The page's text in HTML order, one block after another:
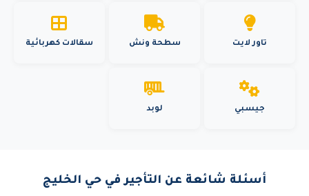
تاور لايت سطحة ونش سقالات كهربائية
جيسبي لوبد
أسئلة شائعة عن التأجير في حي الخليج